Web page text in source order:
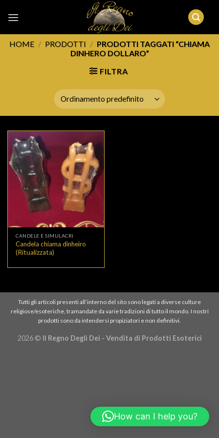
HOME / PRODOTTI / PRODOTTI TAGGATI “CHIAMA
DINHERO DOLLARO”
FILTRA
CANDELE E SIMULACRI
Candela chiama dinheiro
(Ritualizzata)
Tutti gli articoli presenti all’interno del sito sono legati a diverse culture
religiose/esoteriche, tramandate da varie tradizioni di tutto il mondo. I nostri
prodotti sono da intendersi propiziatori e non definitivi.
2026 © Il Regno Degli Dei - Vendita di Prodotti Esoterici
How can I help you?